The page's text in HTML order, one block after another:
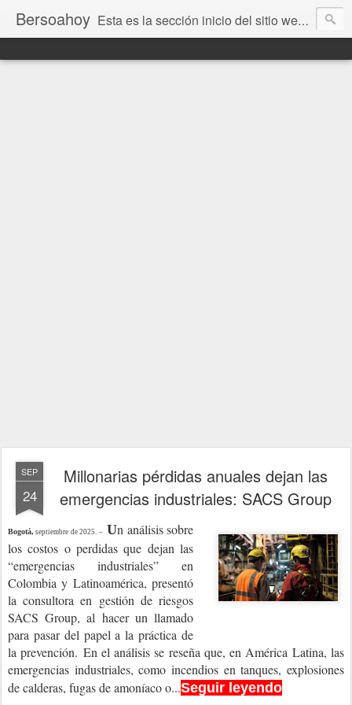
Bersoahoy Esta es la sección inicio del sitio web Bersoahoy con noticias virtuales. Entradas del informativo www.bersoahoy.co
SEP
24
Millonarias pérdidas anuales dejan las
emergencias industriales: SACS Group
Bogotá, septiembre de 2025. – Un análisis sobre
los costos o perdidas que dejan las
“emergencias industriales” en
Colombia y Latinoamérica, presentó
la consultora en gestión de riesgos
SACS Group, al hacer un llamado
para pasar del papel a la práctica de
la prevención. En el análisis se reseña que, en América Latina, las
emergencias industriales, como incendios en tanques, explosiones
de calderas, fugas de amoníaco o...Seguir leyendo